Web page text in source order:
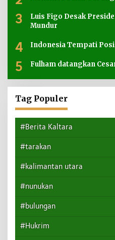
3
Luis Figo Desak
Mundur
4 Indonesia Tempati
5 Fulham datangkan
Tag Populer
#Berita Kaltara
#tarakan
#kalimantan utara
#nunukan
#bulungan
#Hukrim